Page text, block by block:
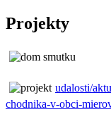
Projekty
udalosti/
chodnika-v-obci-